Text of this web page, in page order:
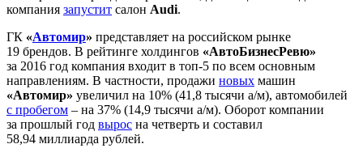
компания запустит салон Audi.
ГК «Автомир» представляет на российском рынке
19 брендов. В рейтинге холдингов «АвтоБизнесРевю»
за 2016 год компания входит в топ-5 по всем основным
направлениям. В частности, продажи новых машин
«Автомир» увеличил на 10% (41,8 тысячи а/м), автомобилей
с пробегом – на 37% (14,9 тысячи а/м). Оборот компании
за прошлый год вырос на четверть и составил
58,94 миллиарда рублей.